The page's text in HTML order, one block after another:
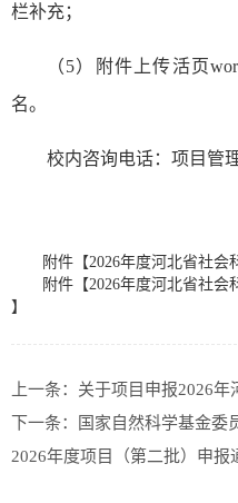
栏补充；
（5）附件上传活页
名。
校内咨询电话：项目管
附件【2026年度河北省社会
附件【2026年度河北省社会
】
上一条： 关于项目申报2026年
下一条：
国家自然科学基金委
2026年度项目（第二批）申报